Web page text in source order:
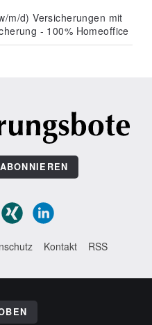
m/d) Versicherungen mit
- 100% Homeoffice
Kontakt RSS